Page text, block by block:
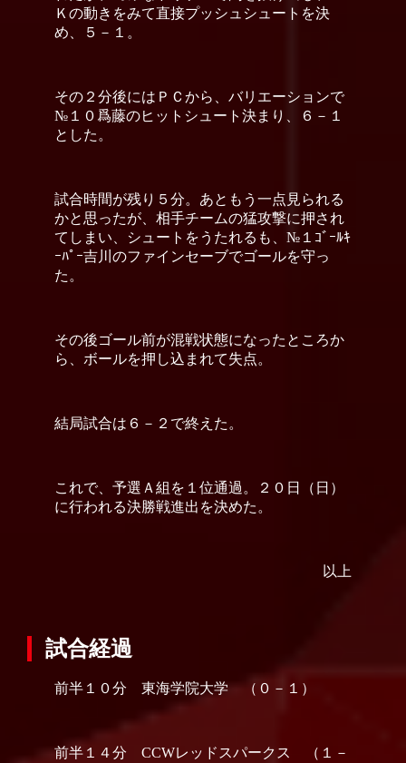
Ｋの動きをみて直接プッシュシュートを決
め、５－１。
その２分後にはＰＣから、バリエーションで
№１０爲藤のヒットシュート決まり、６－１
とした。
試合時間が残り５分。あともう一点見られる
かと思ったが、相手チームの猛攻撃に押され
てしまい、シュートをうたれるも、№１ｺﾞｰﾙｷ
ｰﾊﾟｰ吉川のファインセーブでゴールを守っ
た。
その後ゴール前が混戦状態になったところか
ら、ボールを押し込まれて失点。
結局試合は６－２で終えた。
これで、予選Ａ組を１位通過。２０日（日）
に行われる決勝戦進出を決めた。
以上
試合経過
前半１０分 東海学院大学 （０－１）
前半１４分 CCWレッドスパークス （１－